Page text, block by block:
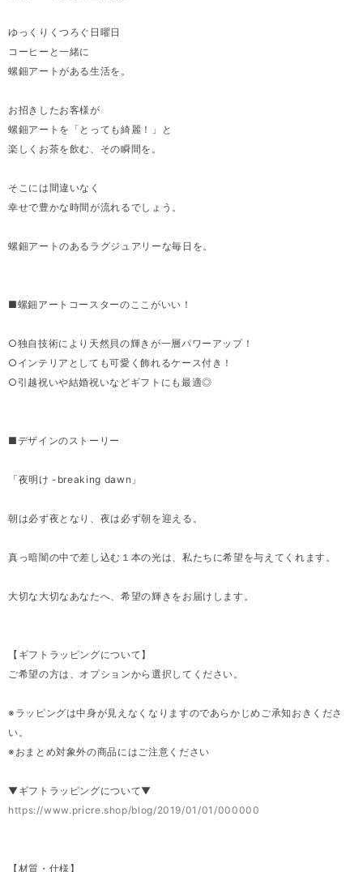
ゆっくりくつろぐ日曜日
コーヒーと一緒に
螺鈿アートがある生活を。
お招きしたお客様が
螺鈿アートを「とっても綺麗！」と
楽しくお茶を飲む、その瞬間を。
そこには間違いなく
幸せで豊かな時間が流れるでしょう。
螺鈿アートのあるラグジュアリーな毎日を。
■螺鈿アートコースターのここがいい！
○独自技術により天然貝の輝きが一層パワーアップ！
○インテリアとしても可愛く飾れるケース付き！
○引越祝いや結婚祝いなどギフトにも最適◎
■デザインのストーリー
「夜明け -breaking dawn」
朝は必ず夜となり、夜は必ず朝を迎える。
真っ暗闇の中で差し込む１本の光は、私たちに希望を与えてくれます。
大切な大切なあなたへ、希望の輝きをお届けします。
【ギフトラッピングについて】
ご希望の方は、オプションから選択してください。
※ラッピングは中身が見えなくなりますのであらかじめご承知おきくださ
い。
※おまとめ対象外の商品にはご注意ください
▼ギフトラッピングについて▼
https://www.pricre.shop/blog/2019/01/01/000000
【材質・仕様】